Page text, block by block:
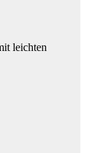
leichten